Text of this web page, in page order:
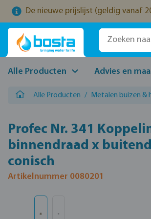
de hoofdinhoud
Ga naar de zoekopdracht
Ga naar de hoofdnavigatie
De nieuwe prijslijst (geldig vanaf
Alle Producten Advies en
Alle Producten / Metalen buizen &
Profec Nr. 341
binnendraad x
conisch
Artikelnummer 0080201